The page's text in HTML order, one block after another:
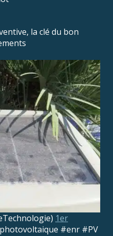
la clé du bon
1er
#enr #PV